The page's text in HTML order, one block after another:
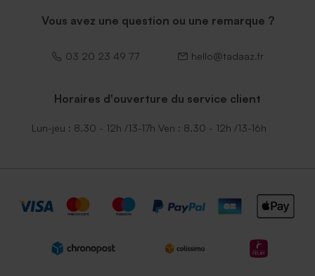
Vous avez une question ou une remarque ?
03 20 23 49 77 hello@tadaaz.fr
Horaires d'ouverture du service client
Lun-jeu : 8.30 - 12h /13-17h Ven : 8.30 - 12h /13-16h